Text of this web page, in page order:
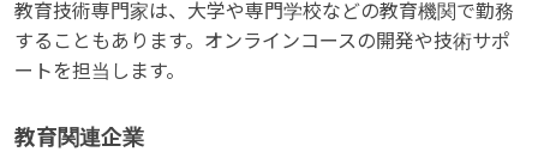
教育技術専門家は、大学や専門学校などの教育機関で勤務
することもあります。オンラインコースの開発や技術サポ
ートを担当します。
教育関連企業